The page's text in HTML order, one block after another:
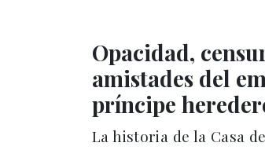
Opacidad,
amistades del
príncipe
La historia de la Casa